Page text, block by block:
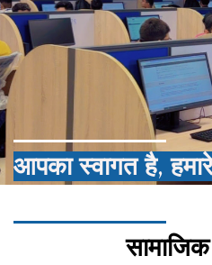
आपका स्वागत है,